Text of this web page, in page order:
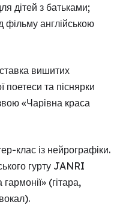
дітей з батьками;
фільму англійською
вишитих
поетеси та піснярки
«Чарівна краса
клас із нейрографіки.
гурту JANRI
(гітара,